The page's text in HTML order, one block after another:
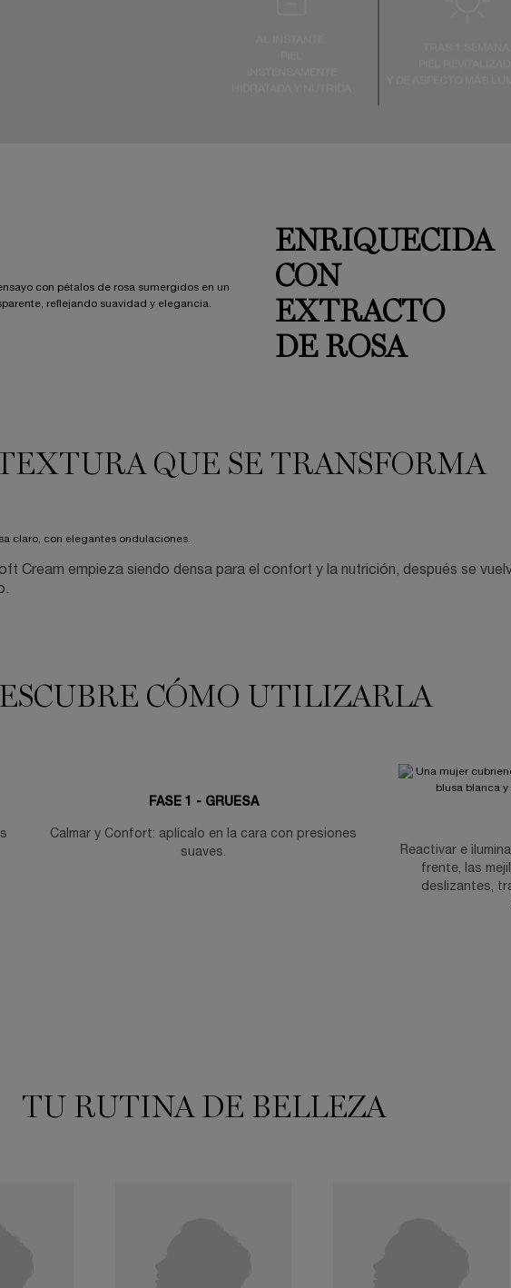
ENRIQUECIDA
CON
EXTRACTO
DE ROSA
QUE SE TRANSFORMA
Cream empieza siendo densa para el confort y la nutrición, después se
CÓMO UTILIZARLA
FASE 1 - GRUESA
Calmar y Confort: aplícalo en la cara con presiones
suaves.
Reactivar e
frente, las
deslizantes,
TU RUTINA DE BELLEZA